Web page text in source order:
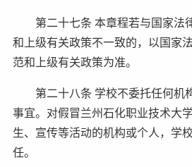
第二十七条 本章程若与国家法
和上级有关政策不一致的，以国家
范和上级有关政策为准。
第二十八条 学校不委托任何机
事宜。对假冒兰州石化职业技术大
生、宣传等活动的机构或个人，学
任。